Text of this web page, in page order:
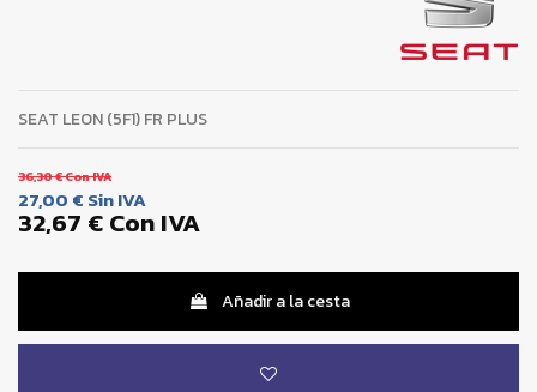
SEAT LEON (5F1) FR PLUS
36,30 €Con IVA
27,00 € Sin IVA
32,67 €Con IVA
Añadir a la cesta